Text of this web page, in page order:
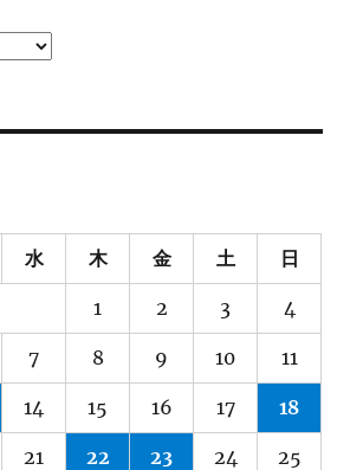
水 木 金 土 日
1 2 3 4
7 8 9 10 11
14 15 16 17 18
21 22 23 24 25